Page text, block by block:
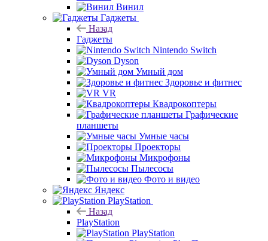
Винил
Гаджеты
Назад
Гаджеты
Nintendo Switch
Dyson
Умный дом
Здоровье и фитнес
VR
Квадрокоптеры
Графические
планшеты
Умные часы
Проекторы
Микрофоны
Пылесосы
Фото и видео
Яндекс
PlayStation
Назад
PlayStation
PlayStation